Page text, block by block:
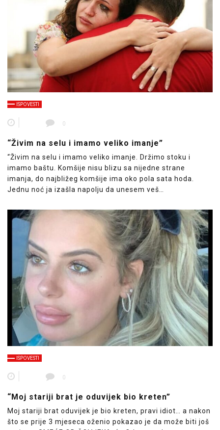
ISPOVESTI
0
“Živim na selu i imamo veliko imanje”
“Živim na selu i imamo veliko imanje. Držimo stoku i
imamo baštu. Komšije nisu blizu sa nijedne strane
imanja, do najbližeg komšije ima oko pola sata hoda.
Jednu noć ja izašla napolju da unesem veš…
ISPOVESTI
0
“Moj stariji brat je oduvijek bio kreten”
Moj stariji brat oduvijek je bio kreten, pravi idiot… a nakon
što se prije 3 mjeseca oženio pokazao je da može biti još